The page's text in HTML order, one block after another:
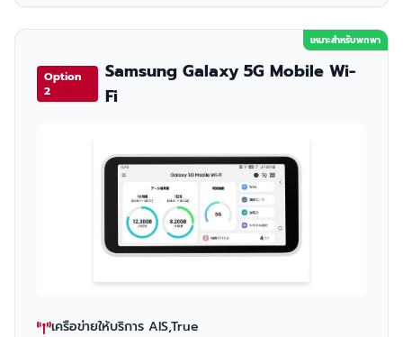
เหมาะสำหรับพกพา
Option
2
Samsung Galaxy 5G Mobile Wi-
Fi
เครือข่ายให้บริการ AIS,True